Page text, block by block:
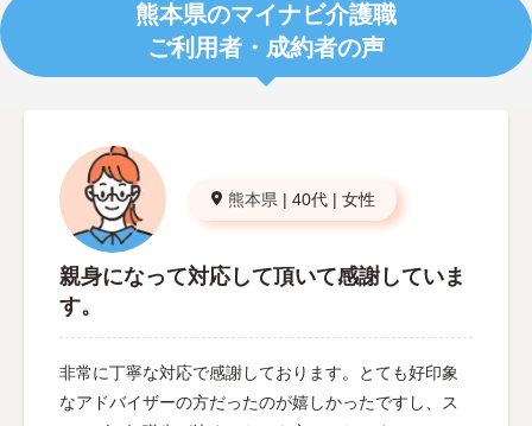
熊本県のマイナビ介護職
ご利用者・成約者の声
熊本県 | 40代 | 女性
親身になって対応して頂いて感謝していま
す。
非常に丁寧な対応で感謝しております。とても好印象
なアドバイザーの方だったのが嬉しかったですし、ス